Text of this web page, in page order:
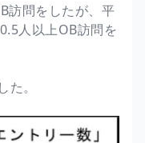
問をしたが、平
人以上OB訪問を
。